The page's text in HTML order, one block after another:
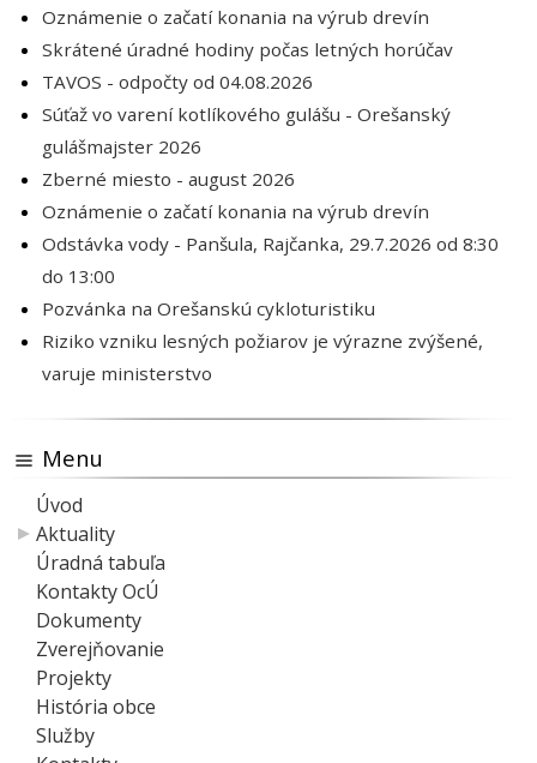
Oznámenie o začatí konania na výrub drevín
Skrátené úradné hodiny počas letných horúčav
TAVOS - odpočty od 04.08.2026
Súťaž vo varení kotlíkového gulášu - Orešanský
gulášmajster 2026
Zberné miesto - august 2026
Oznámenie o začatí konania na výrub drevín
Odstávka vody - Panšula, Rajčanka, 29.7.2026 od 8:30
do 13:00
Pozvánka na Orešanskú cykloturistiku
Riziko vzniku lesných požiarov je výrazne zvýšené,
varuje ministerstvo
Menu
Úvod
Aktuality
Úradná tabuľa
Kontakty OcÚ
Dokumenty
Zverejňovanie
Projekty
História obce
Služby